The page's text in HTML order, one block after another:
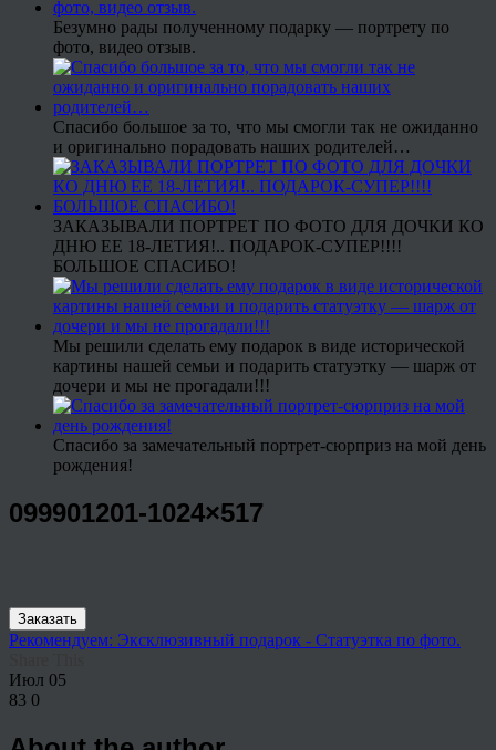
Безумно рады полученному подарку — портрету по
фото, видео отзыв.
Спасибо большое за то, что мы смогли так не ожиданно
и оригинально порадовать наших родителей…
ЗАКАЗЫВАЛИ ПОРТРЕТ ПО ФОТО ДЛЯ ДОЧКИ КО
ДНЮ ЕЕ 18-ЛЕТИЯ!.. ПОДАРОК-СУПЕР!!!!
БОЛЬШОЕ СПАСИБО!
Мы решили сделать ему подарок в виде исторической
картины нашей семьи и подарить статуэтку — шарж от
дочери и мы не прогадали!!!
Спасибо за замечательный портрет-сюрприз на мой день
рождения!
099901201-1024×517
Заказать
Рекомендуем: Эксклюзивный подарок - Статуэтка по фото.
Июл 05
83 0